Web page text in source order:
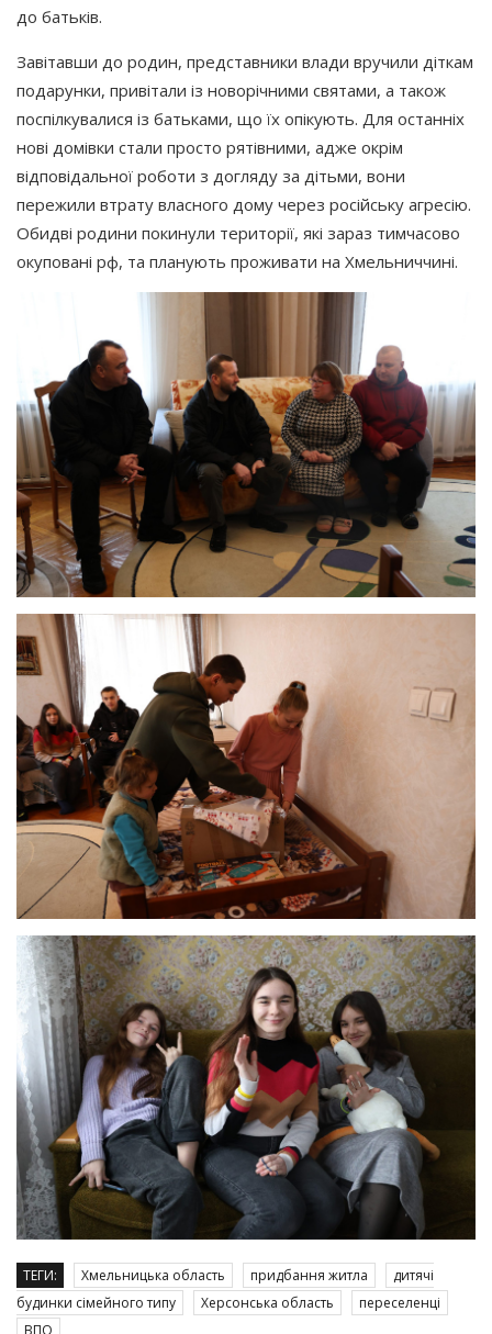
до батьків.
Завітавши до родин, представники влади вручили діткам
подарунки, привітали із новорічними святами, а також
поспілкувалися із батьками, що їх опікують. Для останніх
нові домівки стали просто рятівними, адже окрім
відповідальної роботи з догляду за дітьми, вони
пережили втрату власного дому через російську агресію.
Обидві родини покинули території, які зараз тимчасово
окуповані рф, та планують проживати на Хмельниччині.
ТЕГИ: Хмельницька область придбання житла
дитячі
будинки сімейного типу
Херсонська область
переселенці